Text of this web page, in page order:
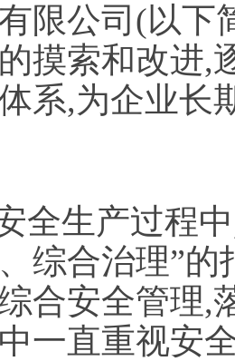
限公司(以下
摸索和改进,
系,为企业长
全生产过程
综合治理”
合安全管理,
一直重视安